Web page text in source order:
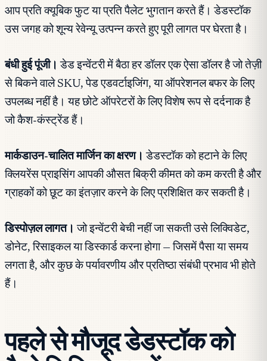
आप प्रति क्यूबिक फुट या प्रति पैलेट भुगतान करते हैं। डेडस्टॉक
उस जगह को शून्य रेवेन्यू उत्पन्न करते हुए पूरी लागत पर घेरता है।
बंधी हुई पूंजी। डेड इन्वेंटरी में बैठा हर डॉलर एक ऐसा डॉलर है जो तेज़ी
से बिकने वाले SKU, पेड एडवर्टाइजिंग, या ऑपरेशनल बफर के लिए
उपलब्ध नहीं है। यह छोटे ऑपरेटरों के लिए विशेष रूप से दर्दनाक है
जो कैश-कंस्ट्रेंड हैं।
मार्कडाउन-चालित मार्जिन का क्षरण। डेडस्टॉक को हटाने के लिए
क्लियरेंस प्राइसिंग आपकी औसत बिक्री कीमत को कम करती है और
ग्राहकों को छूट का इंतज़ार करने के लिए प्रशिक्षित कर सकती है।
डिस्पोज़ल लागत। जो इन्वेंटरी बेची नहीं जा सकती उसे लिक्विडेट,
डोनेट, रिसाइकल या डिस्कार्ड करना होगा — जिसमें पैसा या समय
लगता है, और कुछ के पर्यावरणीय और प्रतिष्ठा संबंधी प्रभाव भी होते
हैं।
पहले से मौजूद डेडस्टॉक को